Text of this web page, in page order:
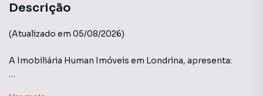
Descrição
(Atualizado em 05/08/2026)
A Imobiliária Human Imóveis em Londrina, apresenta: